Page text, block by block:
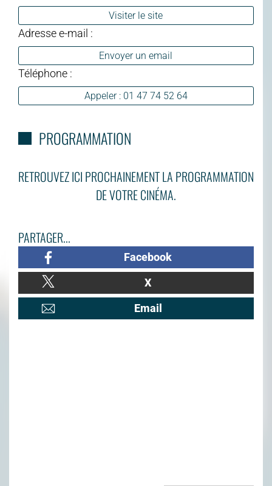
Visiter le site
Adresse e-mail :
Envoyer un email
Téléphone :
Appeler : 01 47 74 52 64
PROGRAMMATION
RETROUVEZ ICI PROCHAINEMENT LA PROGRAMMATION
DE VOTRE CINÉMA.
PARTAGER...
Facebook
X
Email